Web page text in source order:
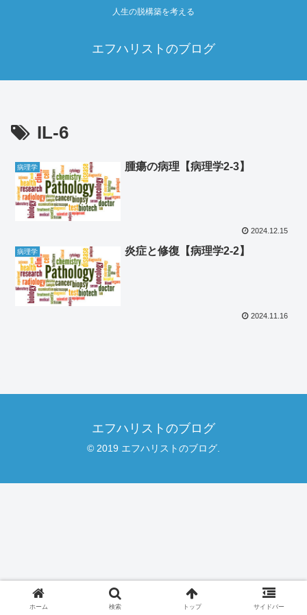
人生の脱構築を考える
エフハリストのブログ
IL-6
病理学 腫瘍の病理【病理学2‐3】
2024.12.15
病理学 炎症と修復【病理学2‐2】
2024.11.16
エフハリストのブログ
© 2019 エフハリストのブログ.
ホーム 検索 トップ サイドバー